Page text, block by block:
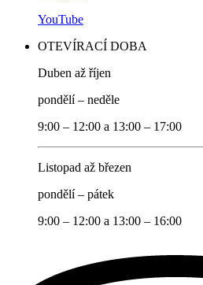
YouTube
OTEVÍRACÍ DOBA
Duben až říjen
pondělí – neděle
9:00 – 12:00 a 13:00 – 17:00
Listopad až březen
pondělí – pátek
9:00 – 12:00 a 13:00 – 16:00